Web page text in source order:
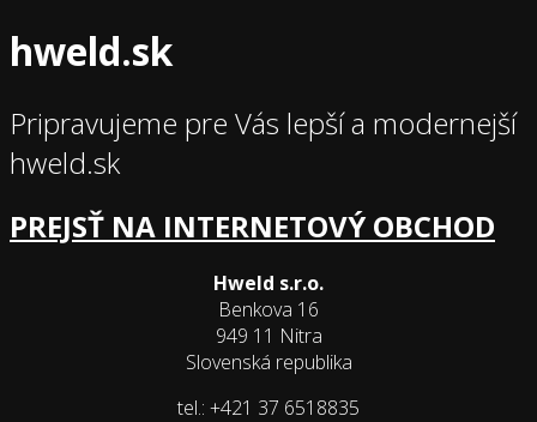
hweld.sk
Pripravujeme pre Vás lepší a modernejší
hweld.sk
PREJSŤ NA INTERNETOVÝ OBCHOD
Hweld s.r.o.
Benkova 16
949 11 Nitra
Slovenská republika
tel.: +421 37 6518835